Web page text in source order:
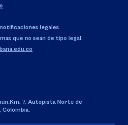
legales.
que no sean de tipo legal.
Km. 7, Autopista Norte de
Colombia.